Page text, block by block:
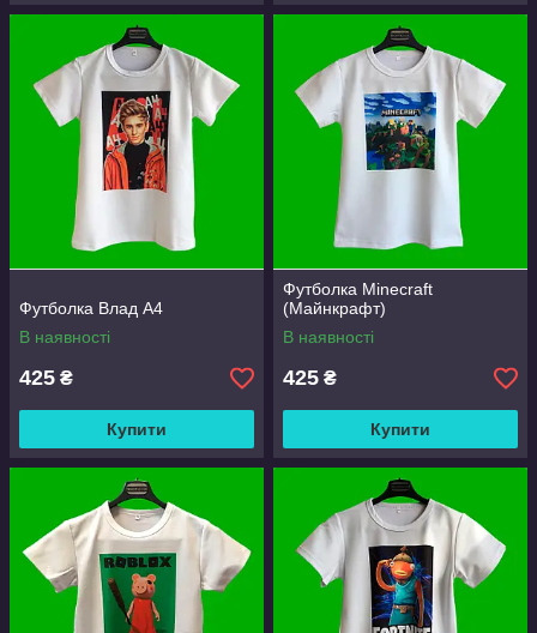
Футболка Влад А4
В наявності
425 ₴
Купити
Футболка Minecraft
(Майнкрафт)
В наявності
425 ₴
Купити